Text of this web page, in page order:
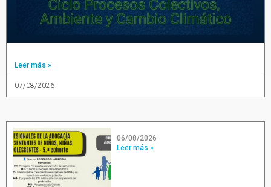
Leer más »
07/08/2026
06/08/2026
Leer más »